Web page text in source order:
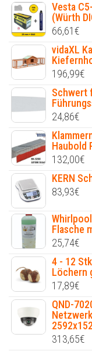
Vesta
(Würth
66,61€
vidaXL
196,99€
Schwert
24,86€
Haubold
132,00€
KERN
83,93€
Flasche
25,74€
4 - 12
Löchern
17,89€
QND-
2592x152
313,65€